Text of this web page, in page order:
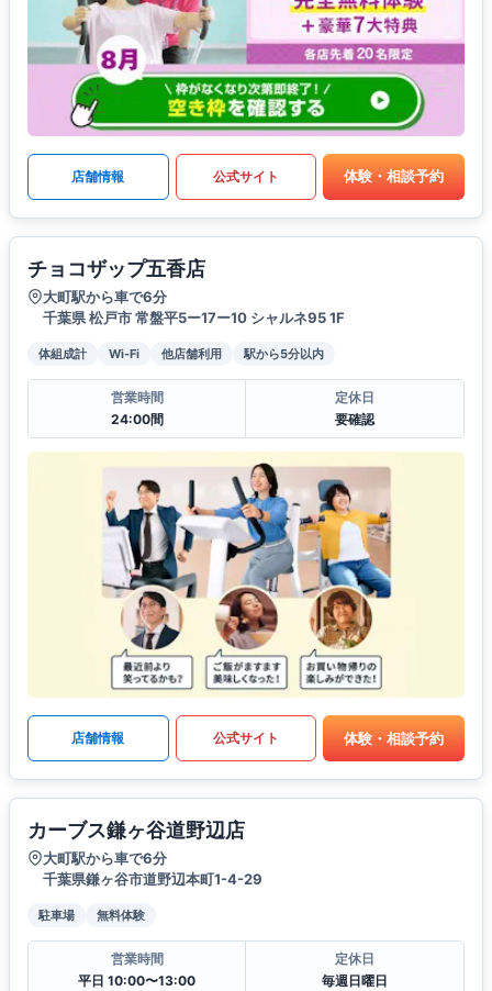
店舗情報 公式サイト 体験・相談予約
チョコザップ五香店
大町駅から車で6分
千葉県 松戸市 常盤平5ー17ー10 シャルネ95 1F
体組成計 Wi-Fi 他店舗利用 駅から5分以内
営業時間
24:00間
定休日
要確認
店舗情報 公式サイト 体験・相談予約
カーブス鎌ヶ谷道野辺店
大町駅から車で6分
千葉県鎌ヶ谷市道野辺本町1-4-29
駐車場 無料体験
営業時間
平日 10:00〜13:00
定休日
毎週日曜日